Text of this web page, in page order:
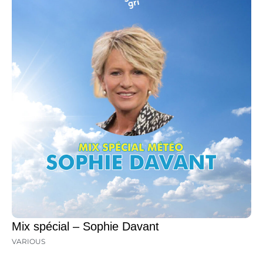
Mix spécial – Sophie Davant
VARIOUS